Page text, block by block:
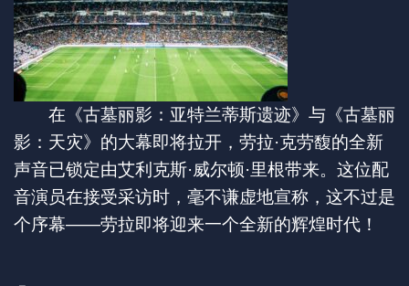
在《古墓丽影：亚特兰蒂斯遗迹》与《古墓丽
影：天灾》的大幕即将拉开，劳拉·克劳馥的全新
声音已锁定由艾利克斯·威尔顿·里根带来。这位配
音演员在接受采访时，毫不谦虚地宣称，这不过是
个序幕——劳拉即将迎来一个全新的辉煌时代！